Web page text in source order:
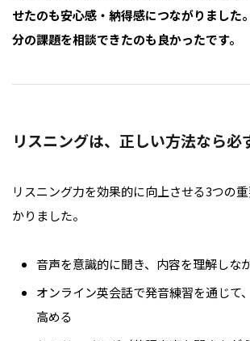
せたのも安心感・納得感につながりました
分の課題を相談できたのも良かったです。
リスニングは、正しい方法なら必
リスニング力を効果的に向上させる3つの
かりました。
音声を意識的に聞き、内容を理解しな
オンライン英会話で発音練習を通じて
高める